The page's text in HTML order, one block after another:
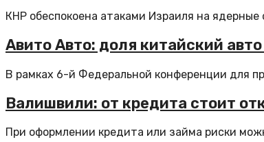
КНР обеспокоена атаками Израиля на ядерные
Авито Авто: доля китайский
В рамках 6-й Федеральной конференции для
Валишвили: от кредита стоит
При оформлении кредита или займа риски